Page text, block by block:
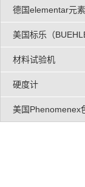
德国elementar元
美国标乐（
材料试验机
硬度计
美国Phenomenex